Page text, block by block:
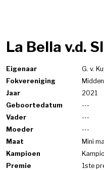
La Bella v.d.
Eigenaar
G. v.
Fokvereniging
Jaar
2021
Geboortedatum
---
Vader
---
Moeder
---
Maat
Mini
Kampioen
Premie
1ste